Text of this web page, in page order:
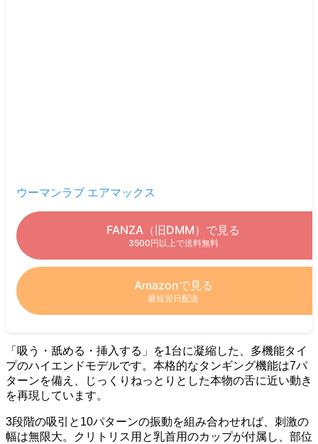
ウーマンラブ エアマックス
FANZA（旧DMM）で見る
3500円以上で送料無料
Amazonで見る
最短翌日配送
「吸う・舐める・挿入する」を1台に凝縮した、多機能タイ
プのハイエンドモデルです。本格的なタンギング機能は7パ
ターンを備え、じっくりねっとりとした本物の舌に近い動き
を再現しています。
3段階の吸引と10パターンの振動を組み合わせれば、刺激の
幅は無限大。クリトリス用と乳首用のカップが付属し、部位